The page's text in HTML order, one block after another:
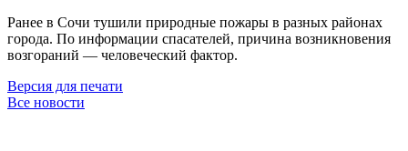
Ранее в Сочи тушили природные пожары в разных районах
города. По информации спасателей, причина возникновения
возгораний — человеческий фактор.
Версия для печати
Все новости